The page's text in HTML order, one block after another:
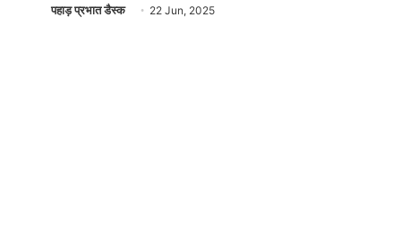
पहाड़ प्रभात डैस्क 22 Jun, 2025